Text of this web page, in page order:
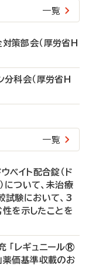
一覧
策部会（厚労省H
科会（厚労省H
一覧
ベイト配合錠（ド
について、未治療
試験において、3
を示したことを
「レギュニール®
価基準収載のお